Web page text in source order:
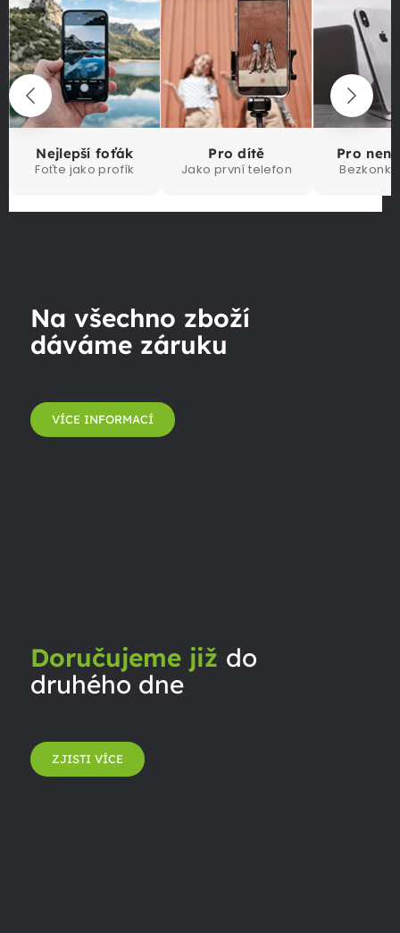
Nejlepší foťák
Foťte jako profík
Pro dítě
Jako první telefon
Pro
Na všechno zboží
dáváme záruku
VÍCE INFORMACÍ
Doručujeme již do
druhého dne
ZJISTI VÍCE